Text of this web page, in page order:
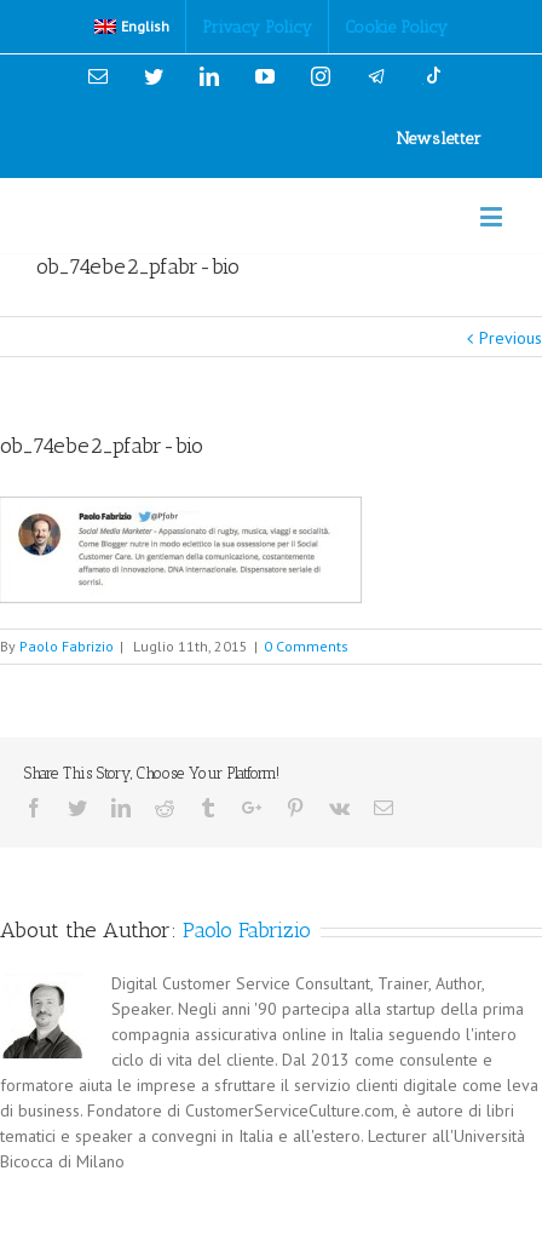
English Privacy Policy Cookie Policy
Email TwitterLinkedinYouTubeInstagram
Newsletter
ob_74ebe2_pfabr-bio
Previous
ob_74ebe2_pfabr-bio
By Paolo Fabrizio | Luglio 11th, 2015 | 0 Comments
Share This Story, Choose Your Platform!
Facebook
TwitterLinkedinReddit TumblrGoogle+Pinterest
Vk Email
About the Author: Paolo Fabrizio
Digital Customer Service Consultant, Trainer, Author,
Speaker. Negli anni '90 partecipa alla startup della prima
compagnia assicurativa online in Italia seguendo l'intero
ciclo di vita del cliente. Dal 2013 come consulente e
formatore aiuta le imprese a sfruttare il servizio clienti digitale come leva
di business. Fondatore di CustomerServiceCulture.com, è autore di libri
tematici e speaker a convegni in Italia e all'estero. Lecturer all'Università
Bicocca di Milano
Cookies Policy